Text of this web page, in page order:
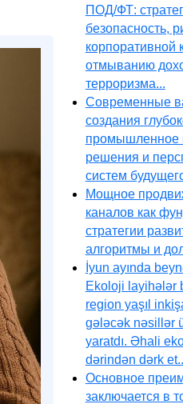
ПОД/ФТ:
безопасность,
корпоративной
отмыванию
терроризма...
Современные
создания
промышленное
решения и
систем
Мощное
каналов как
стратегии
алгоритмы и
İyun ayında
Ekoloji layihələr
region yaşıl
gələcək nəsillər
yaratdı. Əhali
dərindən dərk
Основное
заключается в